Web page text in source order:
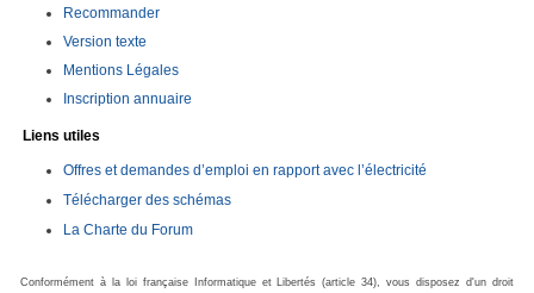
Recommander
Version texte
Mentions Légales
Inscription annuaire
Liens utiles
Offres et demandes d’emploi en rapport avec l’électricité
Télécharger des schémas
La Charte du Forum
Conformément à la loi française Informatique et Libertés (article 34), vous disposez d'un droit